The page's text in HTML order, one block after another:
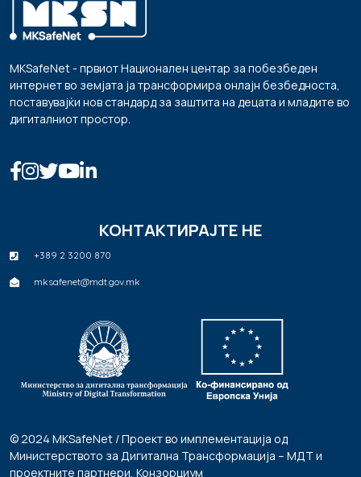
MKSafeNet - првиот Национален центар за побезбеден
интернет во земјата ја трансформира онлајн безбедноста,
поставувајќи нов стандард за заштита на децата и младите во
дигиталниот простор.
КОНТАКТИРАЈТЕ НЕ
+389 2 3200 870
mksafenet@mdt.gov.mk
© 2024 MKSafeNet / Проект во имплементација од
Министерството за Дигитална Трансформација – МДТ и
проектните партнери, Конзорциум